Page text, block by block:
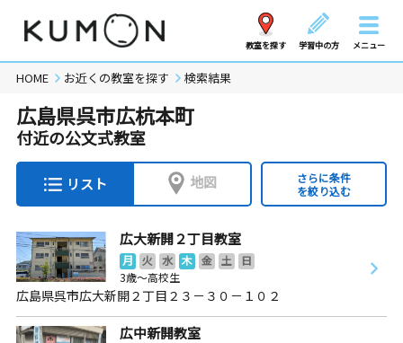
教室を探す 学習中の方 メニュー
HOME お近くの教室を探す 検索結果
広島県呉市広杭本町
付近の公文式教室
リスト 地図
さらに条件
を絞り込む
広大新開２丁目教室
月 火 水 木 金 土
日
3歳～高校生
広島県呉市広大新開２丁目２３－３０－１０２
広中新開教室